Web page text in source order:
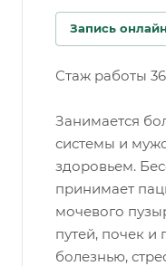
Запись онлайн
Стаж работы 36
Занимается
системы и
здоровьем.
принимает
мочевого
путей, почек и
болезнью,